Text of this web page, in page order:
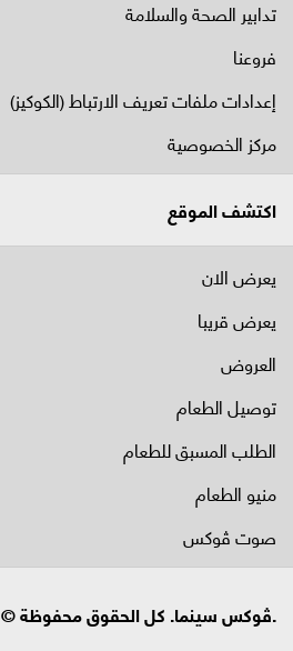
تدابير الصحة والسلامة
فروعنا
إعدادات ملفات تعريف الارتباط (الكوكيز)
مركز الخصوصية
اكتشف الموقع
يعرض الان
يعرض قريبا
العروض
توصيل الطعام
الطلب المسبق للطعام
منيو الطعام
صوت ڤوكس
.ڤوكس سينما. كل الحقوق محفوظة © 2026